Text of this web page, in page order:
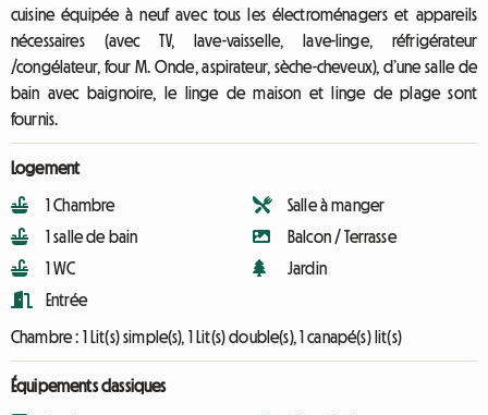
cuisine équipée à neuf avec tous les électroménagers et appareils
nécessaires (avec TV, lave-vaisselle, lave-linge, réfrigérateur
/congélateur, four M. Onde, aspirateur, sèche-cheveux), d’une salle de
bain avec baignoire, le linge de maison et linge de plage sont
fournis.
Logement
1 Chambre
1 salle de bain
1 WC
Entrée
Salle à manger
Balcon / Terrasse
Jardin
Chambre : 1 Lit(s) simple(s), 1 Lit(s) double(s), 1 canapé(s) lit(s)
Équipements classiques